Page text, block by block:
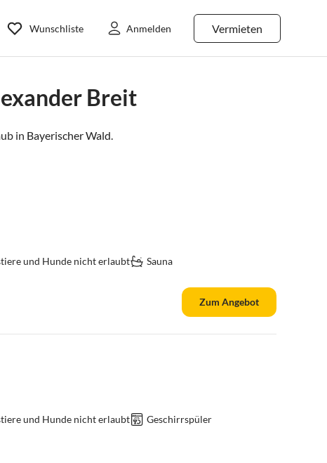
Vermieten
Wunschliste Anmelden
Breit
in Bayerischer Wald.
und Hunde nicht erlaubt Sauna
Zum Angebot
und Hunde nicht erlaubt Geschirrspüler